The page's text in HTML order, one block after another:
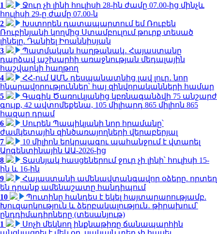
1
Ջուր չի լինի հուլիսի 28-ին ժամը 07.00-ից մինչև
հուլիսի 29-ը ժամը 07.00-ն
2
Խստորեն դատապարտում եմ Ռուբեն
Ռուբինյանի կողմից Ստամբուլում թուրք տեսած
լինելը. Դանիել Իոաննիսյան
3
Պատմական հաղթանակ․ Հայաստանը
դարձավ աշխարհի առաջնության մեդալային
հաշվարկի հաղթող
4
ՀՀ-ում ԱՄՆ դեսպանատնից լավ լուր․ նոր
հնարավորություններ՝ հայ զինվորականների համար
5
Գագիկ Ծառուկյանից կբռնագանձվի 75 անշարժ
գույք, 42 ավտոմեքենա, 105 միլիարդ 865 միլիոն 865
հազար դրամ
6
Սուրեն Պապիկյանի նոր հրամանը՝
ժամկետային զինծառայողների վերաբերյալ
7
10 միլիոն երկրպագու պահանջում է վտարել
Արգենտինային ԱԱ-2026-ից
8
Տասնյակ հասցեներում ջուր չի լինի՝ հուլիսի 15-
ին և 16-ին
9
Հայաստանի ամենավտանգավոր օձերը. որտեղ
են դրանք ամենաշատը հանդիպում
10
Պուտինը հանդես է եկել հայտարարությամբ.
Խուզարկություն և ձերբակալություն․ թիրախում՝
ընդդիմադիրները (տեսանյութ)
1
Սոչի մեկնող ինքնաթիռը ճանապարհին